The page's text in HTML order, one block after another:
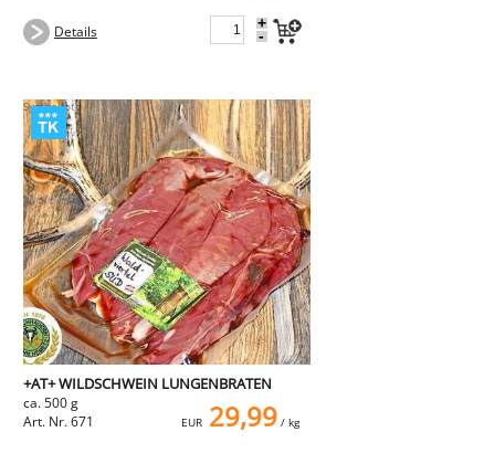
Details +
-
+AT+ WILDSCHWEIN LUNGENBRATEN
ca. 500 g
Art. Nr. 671
EUR 29,99/ kg